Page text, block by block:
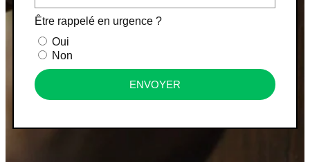
Être rappelé en urgence ?
Oui
Non
ENVOYER